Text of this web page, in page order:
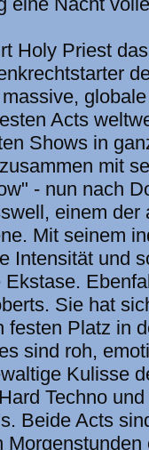
Holy Priest
Acts
Shows in
mit
- nun nach
einem der
Mit seinem
Intensität und
Sie hat
festen Platz in
sind roh,
Kulisse
Techno
Beide Acts
Morgenstunden